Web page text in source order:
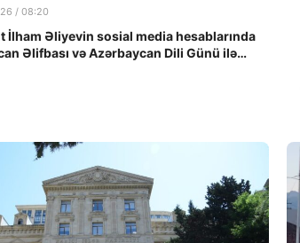
/ 08:20
İlham Əliyevin sosial media hesablarında
Əlifbası və Azərbaycan Dili Günü ilə